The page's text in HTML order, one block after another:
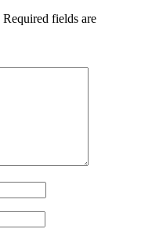
Required fields are